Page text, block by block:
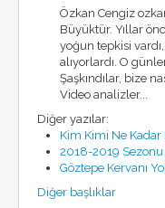
Özkan Cengiz
Büyüktür. Yıllar
yoğun tepkisi
alıyorlardı. O
Şaşkındılar, bize
Video analizler...
Diğer yazılar:
Kim Kimi Ne Kadar
2018-2019
Göztepe Kervanı
Diğer başlıklar